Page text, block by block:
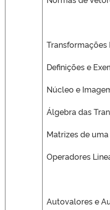
Transformações
Definições e
Núcleo e
Álgebra das
Matrizes de
Operadores
Autovalores e